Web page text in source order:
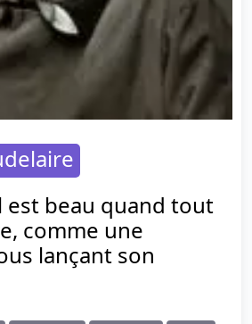
est beau quand tout
comme une
lançant son